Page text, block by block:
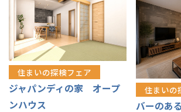
住まいの探検フェア
ジャパンディの家 オープ
ンハウス
住まいの
バーのあ